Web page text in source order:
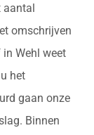
aantal
omschrijven
Wehl weet
het
gaan onze
Binnen